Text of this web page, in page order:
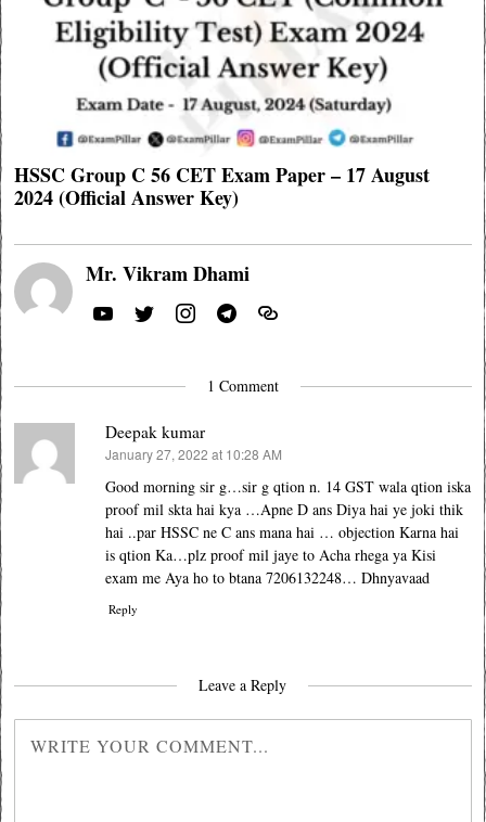
HSSC Group C 56 CET Exam Paper – 17 August
2024 (Official Answer Key)
Mr. Vikram Dhami
1 Comment
Deepak kumar
says:
January 27, 2022 at 10:28 AM
Good morning sir g…sir g qtion n. 14 GST wala qtion iska
proof mil skta hai kya …Apne D ans Diya hai ye joki thik
hai ..par HSSC ne C ans mana hai … objection Karna hai
is qtion Ka…plz proof mil jaye to Acha rhega ya Kisi
exam me Aya ho to btana 7206132248… Dhnyavaad
Reply
Leave a Reply